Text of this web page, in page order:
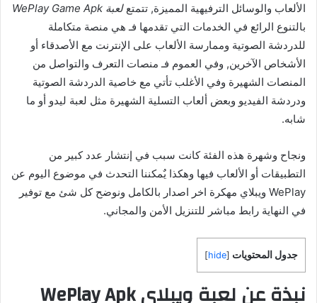
الألعاب والوسائل الترفيهية المميزة, تتمتعلعبة WePlay Game Apk
بالتنوع الرائع في الخدمات التي تقدمها فـ هي منصة متكاملة
للدردشة الصوتية وممارسة الألعاب على الإنترنت مع الأصدقاء أو
الأشخاص الآخرين, وفي العموم فـ منصات التعرف والتواصل من
المنصات الشهيرة وفي الأغلب تأتي مع خاصية الدردشة الصوتية
ودردشة الفيديو وبعض ألعاب التسلية الشهيرة مثل لعبة ليدو أو ما
شابه.
ونجاح وشهرة هذه الفئة كانت سبب في إنتشار عدد كبير من
التطبيقات أو الألعاب فيها وهكذا يٌمكننا التحدث في موضوع اليوم عن
WePlay ويبلاي مهكرة اخر اصدار بالكامل ونوضح كل شئ مع توفير
في النهاية رابط مباشر للتنزيل الأمن والمجاني.
جدول المحتويات [
hide
]
نبذة عن لعبة ويبلاي WePlay Apk